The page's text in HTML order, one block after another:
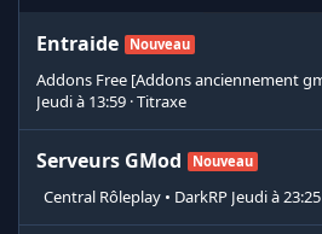
Entraide Nouveau
Jeudi à 13:59 Titraxe
Serveurs GMod Nouveau
️ ️ Central Rôleplay • DarkRP Jeudi à 23:25